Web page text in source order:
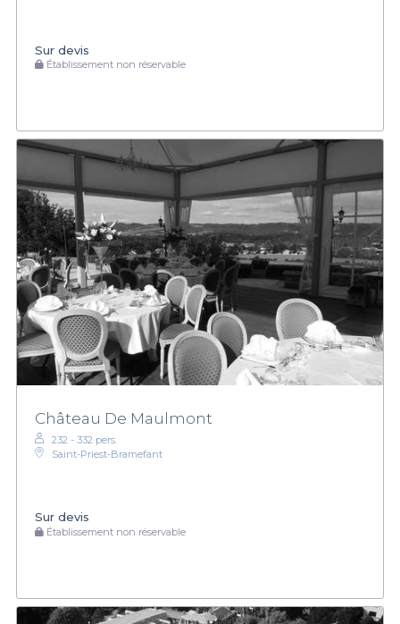
Sur devis
Établissement non réservable
Château De Maulmont
232 - 332 pers.
Saint-Priest-Bramefant
Sur devis
Établissement non réservable